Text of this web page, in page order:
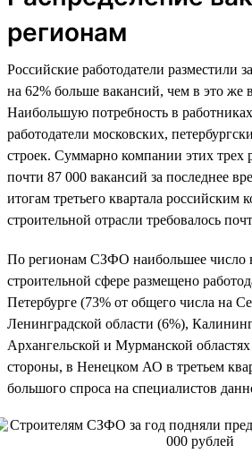
регионам
Российские работодатели разместили
на 62% больше вакансий, чем в это же
Наибольшую потребность в
работодатели московских,
строек. Суммарно компании этих трех
почти 87 000 вакансий за последнее
итогам третьего квартала российским
строительной отрасли требовалось
По регионам СЗФО наибольшее число
строительной сфере размещено
Петербурге (73% от общего числа на
Ленинградской области (6%),
Архангельской и Мурманской
стороны, в Ненецком АО в третьем
большого спроса на специалистов